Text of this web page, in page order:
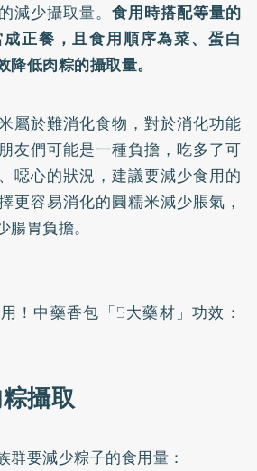
減少攝取量。食用時搭配等量的
正餐，且食用順序為菜、蛋白
低肉粽的攝取量。
屬於難消化食物，對於消化功能
友們可能是一種負擔，吃多了可
噁心的狀況，建議要減少食用的
更容易消化的圓糯米減少脹氣，
胃負擔。
！中藥香包「5大藥材」功效：
攝取
群要減少粽子的食用量：